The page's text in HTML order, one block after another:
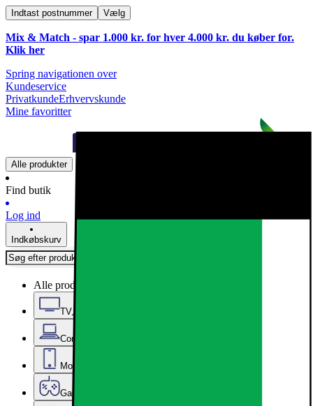
Indtast postnummer Vælg
Mix & Match - spar 1.000 kr. for hver 4.000 kr. du køber for.
Klik her
Spring navigationen over
Kundeservice
PrivatkundeErhvervskunde
Mine favoritter
Alle produkter
Find butik
Log ind
Indkøbskurv
Alle produkter
TV, Lyd & Smart Home
Computer & Kontor
Mobil, Tablet & Smartwatch
Gaming